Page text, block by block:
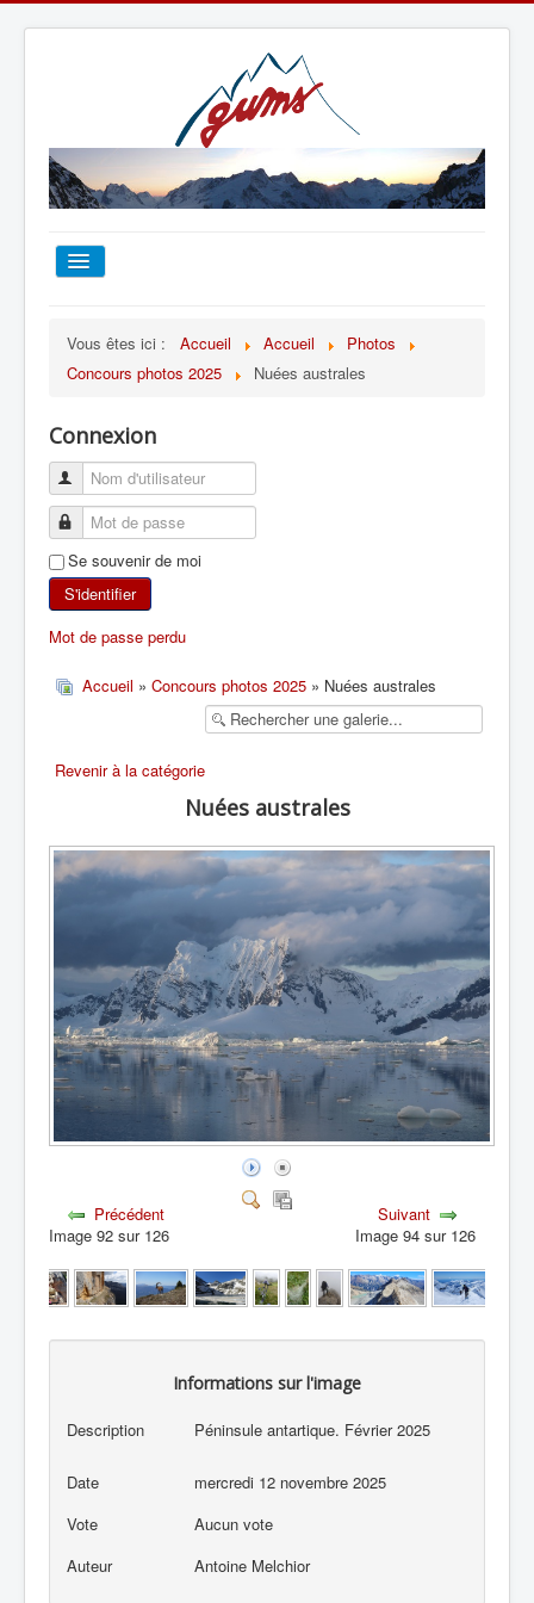
TOUT SUR LE GUMS
ESCALADE
ALPINISME
SKI DE RANDONNÉE
RANDONNÉE SPORTIVE
Vous êtes ici : Accueil Accueil
Photos
Concours photos 2025
Nuées australes
Connexion
Se souvenir de moi
S'identifier
Mot de passe perdu
Accueil » Concours photos 2025 » Nuées australes
Revenir à la catégorie
Nuées australes
Précédent
Image 92 sur 126
Suivant
Image 94 sur 126
Informations sur l'image
Description Péninsule antartique. Février 2025
Date
mercredi 12 novembre 2025
Vote
Aucun vote
Auteur
Antoine Melchior